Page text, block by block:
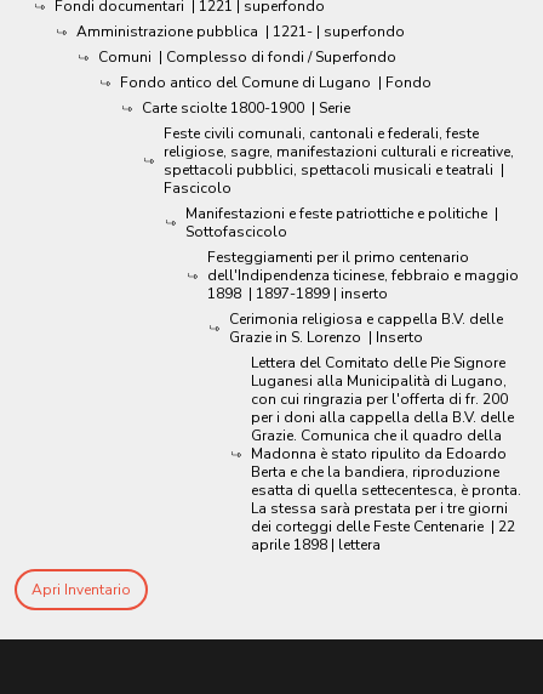
Fondi documentari | 1221 | superfondo
Amministrazione pubblica | 1221- | superfondo
Comuni | Complesso di fondi / Superfondo
Fondo antico del Comune di Lugano | Fondo
Carte sciolte 1800-1900 | Serie
Feste civili comunali, cantonali e federali, feste
religiose, sagre, manifestazioni culturali e ricreative,
spettacoli pubblici, spettacoli musicali e teatrali |
Fascicolo
Manifestazioni e feste patriottiche e politiche |
Sottofascicolo
Festeggiamenti per il primo centenario
dell'Indipendenza ticinese, febbraio e maggio
1898 | 1897-1899 | inserto
Cerimonia religiosa e cappella B.V. delle
Grazie in S. Lorenzo | Inserto
Lettera del Comitato delle Pie Signore
Luganesi alla Municipalità di Lugano,
con cui ringrazia per l'offerta di fr. 200
per i doni alla cappella della B.V. delle
Grazie. Comunica che il quadro della
Madonna è stato ripulito da Edoardo
Berta e che la bandiera, riproduzione
esatta di quella settecentesca, è pronta.
La stessa sarà prestata per i tre giorni
dei corteggi delle Feste Centenarie | 22
aprile 1898 | lettera
Apri Inventario